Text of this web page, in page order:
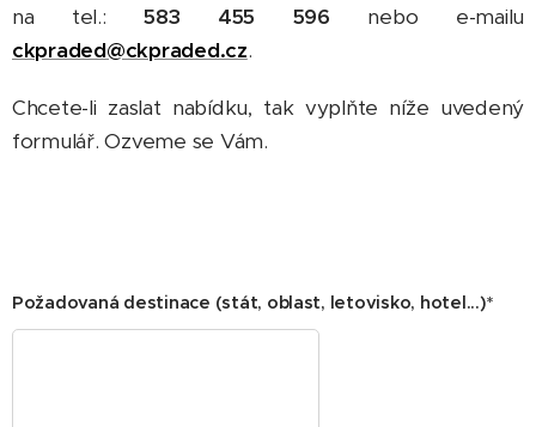
na tel.:583 455 596 nebo e-mailu
ckpraded@ckpraded.cz.
Chcete-li zaslat nabídku, tak vyplňte níže uvedený
formulář. Ozveme se Vám.
Požadovaná destinace (stát, oblast, letovisko, hotel...)*